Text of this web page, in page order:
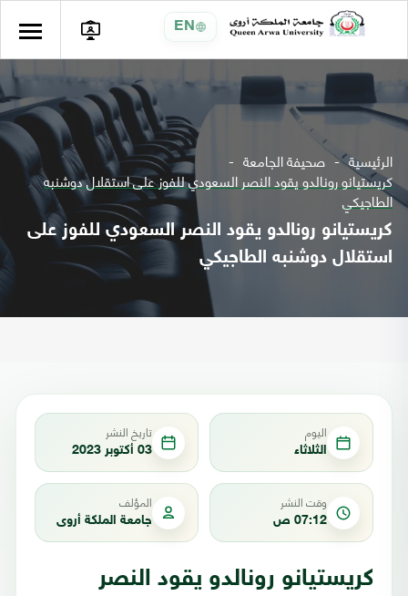
EN
الرئيسية صحيفة الجامعة
كريستيانو رونالدو يقود النصر السعودي للفوز على استقلال دوشنبه
الطاجيكي
كريستيانو رونالدو يقود النصر السعودي للفوز على
استقلال دوشنبه الطاجيكي
اليوم
الثلاثاء
تاريخ النشر
03 أكتوبر 2023
وقت النشر
07:12 ص
المؤلف
جامعة الملكة أروى
كريستيانو رونالدو يقود النصر